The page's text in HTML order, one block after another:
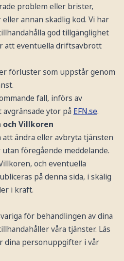
problem eller brister,
annan skadlig kod. Vi har
god tillgänglighet
att eventuella driftsavbrott
förluster som uppstår genom
fall, införs av
ytor på EFN.se.
Villkoren
ändra eller avbryta tjänsten
föregående meddelande.
och eventuella
på denna sida, i skälig
i kraft.
för behandlingen av dina
våra tjänster. Läs
dina personuppgifter i vår